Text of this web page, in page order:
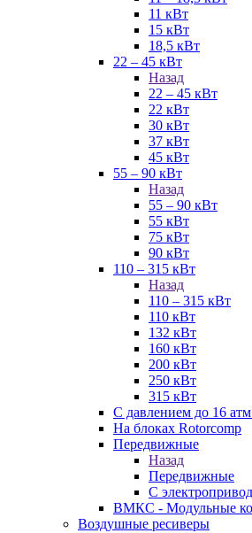
11 кВт
15 кВт
18,5 кВт
22 – 45 кВт
Назад
22 – 45 кВт
22 кВт
30 кВт
37 кВт
45 кВт
55 – 90 кВт
Назад
55 – 90 кВт
55 кВт
75 кВт
90 кВт
110 – 315 кВт
Назад
110 – 315 кВт
110 кВт
132 кВт
160 кВт
200 кВт
250 кВт
315 кВт
С давлением до 16
На блоках Rotorcomp
Передвижные
Назад
Передвижные
С
ВМКС - Модульные
Воздушные ресиверы